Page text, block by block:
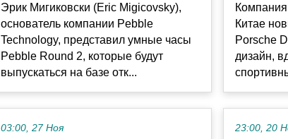
Эрик Мигиковски (Eric Migicovsky),
основатель компании Pebble
Technology, представил умные часы
Pebble Round 2, которые будут
выпускаться на базе отк...
03:00, 27 Ноя
Китае
Porsche
дизайн,
23:00, 20